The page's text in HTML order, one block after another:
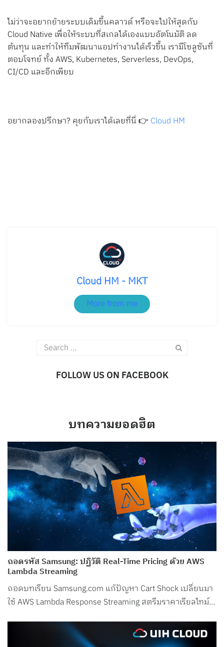
ไม่ว่าจะอยากย้ายระบบเดิมขึ้นคลาวด์ หรือจะไปให้สุดกับ
Cloud Native เพื่อให้ระบบที่สเกลได้เองแบบอัตโนมัติ ลด
ต้นทุน และทำให้ทีมพัฒนาแอปทำงานได้เร็วขึ้น เรามีโซลูชันที่
ตอบโจทย์ ทั้ง AWS, Kubernetes, Serverless, DevOps,
CI/CD และอีกเพียบ
อยากลองปรึกษา? คุยกับเราได้เลยที่นี่ 👉 Cloud HM
Cloud HM - MKT
More from me
Search
for:
FOLLOW US ON FACEBOOK
บทความยอดฮิต
ถอดรหัส Samsung: ปฏิวัติ Real-Time Pricing ด้วย AWS
Lambda Streaming
ถอดบทเรียน Samsung.com แก้ปัญหา Cart Shock เปลี่ยนมา
ใช้ AWS Lambda Response Streaming สตรีมราคาเรียลไทม์